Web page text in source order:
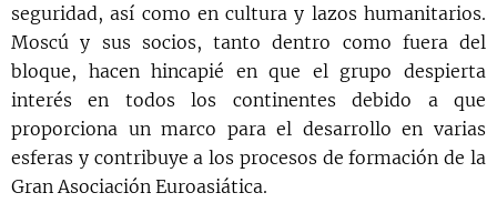
seguridad, así como en cultura y lazos humanitarios.
Moscú y sus socios, tanto dentro como fuera del
bloque, hacen hincapié en que el grupo despierta
interés en todos los continentes debido a que
proporciona un marco para el desarrollo en varias
esferas y contribuye a los procesos de formación de la
Gran Asociación Euroasiática.